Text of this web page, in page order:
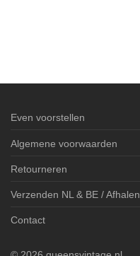
Even voorstellen
Algemene voorwaarden
Retourneren
Verzenden NL & BE / Afhalen
Contact